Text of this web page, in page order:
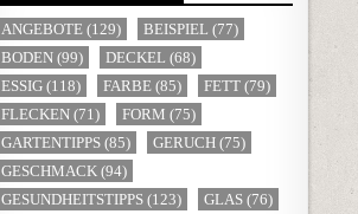
ANGEBOTE(129) BEISPIEL (77)
BODEN(99) DECKEL (68)
ESSIG(118) FARBE(85) FETT(79)
FLECKEN(71) FORM (75)
GARTENTIPPS(85) GERUCH(75)
GESCHMACK(94)
GESUNDHEITSTIPPS(123) GLAS(76)